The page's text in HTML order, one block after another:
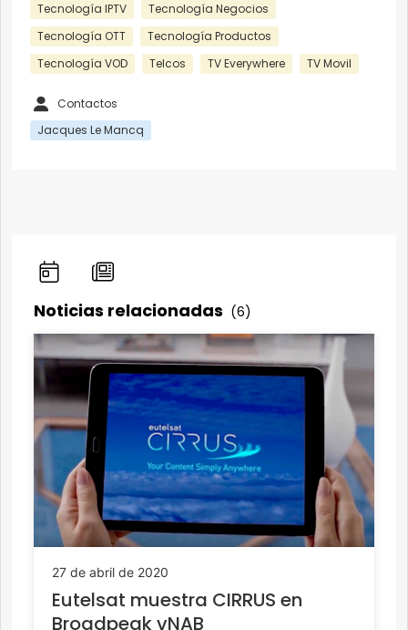
Tecnología IPTV
Tecnología Negocios
Tecnología OTT
Tecnología Productos
Tecnología VOD
Telcos TV Everywhere TV Movil
Contactos
Jacques Le Mancq
Noticias relacionadas (6)
27 de abril de 2020
Eutelsat muestra CIRRUS en
Broadpeak vNAB